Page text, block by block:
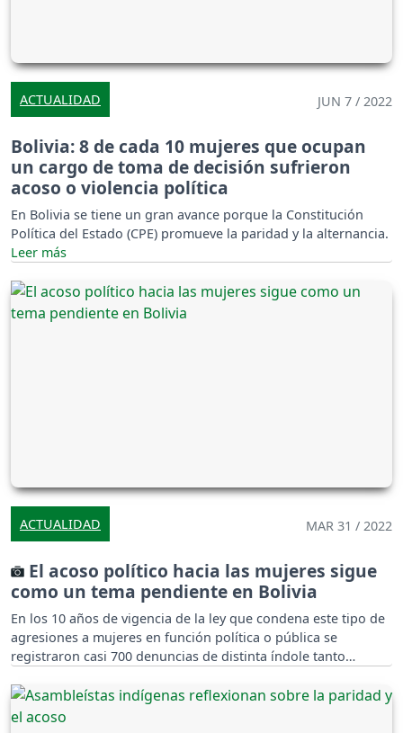
ACTUALIDAD JUN 7 / 2022
Bolivia: 8 de cada 10 mujeres que ocupan
un cargo de toma de decisión sufrieron
acoso o violencia política
En Bolivia se tiene un gran avance porque la Constitución
Política del Estado (CPE) promueve la paridad y la alternancia.
ACTUALIDAD MAR 31 / 2022
El acoso político hacia las mujeres sigue
como un tema pendiente en Bolivia
En los 10 años de vigencia de la ley que condena este tipo de
agresiones a mujeres en función política o pública se
registraron casi 700 denuncias de distinta índole tanto